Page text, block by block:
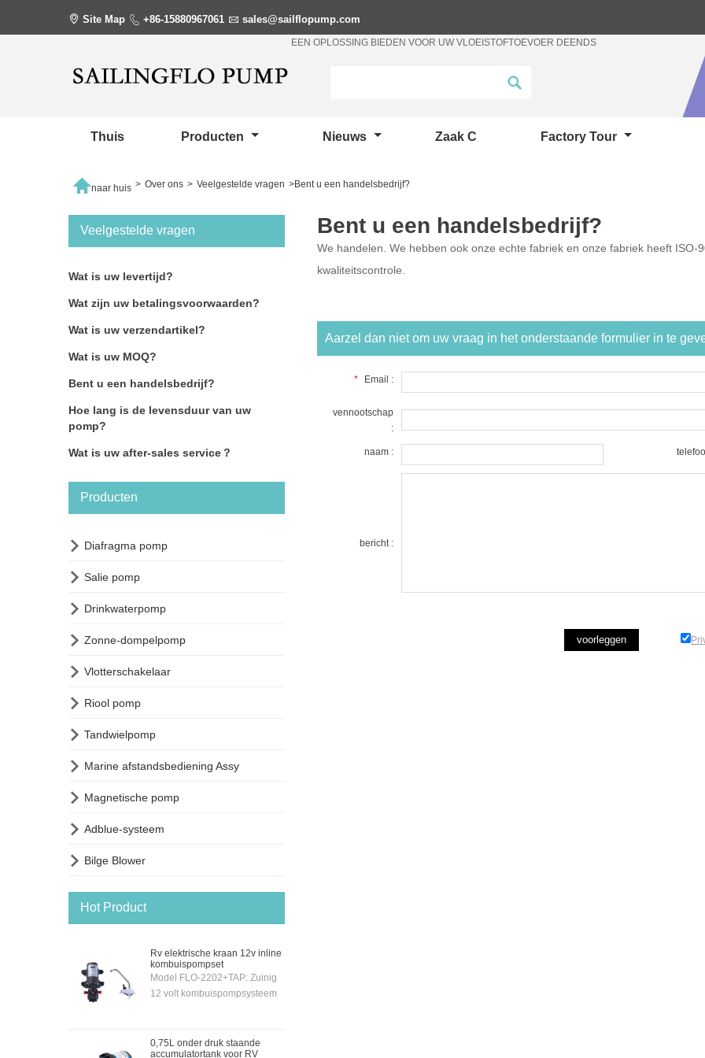
 Site Map  +86-15880967061  sales@sailflopump.com
EEN OPLOSSING BIEDEN VOOR UW VLOEISTOFTOEVOER DEENDS
Thuis Producten Nieuws Zaak C Factory Tour
naar huis > Over ons > Veelgestelde vragen >Bent u een handelsbedrijf?
Bent u een handelsbedrijf?
We handelen. We hebben ook onze echte fabriek en onze fabriek heeft ISO-
kwaliteitscontrole.
Aarzel dan niet om uw vraag in het onderstaande formulier in te
* Email :
vennootschap
:
naam :
bericht :
Veelgestelde vragen
Wat is uw levertijd?
Wat zijn uw betalingsvoorwaarden?
Wat is uw verzendartikel?
Wat is uw MOQ?
Bent u een handelsbedrijf?
Hoe lang is de levensduur van uw
pomp?
Wat is uw after-sales service？
Producten
 Diafragma pomp
 Salie pomp
 Drinkwaterpomp
 Zonne-dompelpomp
 Vlotterschakelaar
 Riool pomp
 Tandwielpomp
 Marine afstandsbediening Assy
 Magnetische pomp
 Adblue-systeem
 Bilge Blower
Hot Product
Rv elektrische kraan 12v inline
kombuispompset
Model FLO-2202+TAP: Zuinig
12 volt kombuispompsysteem
elektrische kraan en pomp -
0,75L onder druk staande
accumulatortank voor RV